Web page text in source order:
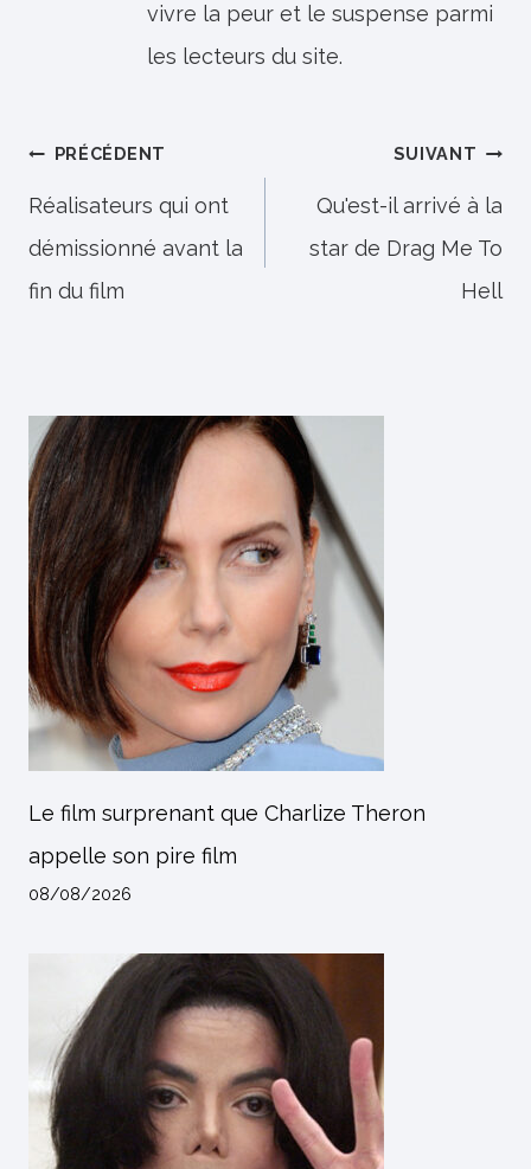
vivre la peur et le suspense parmi
les lecteurs du site.
Navigation
de
l’article
PRÉCÉDENT
Réalisateurs qui ont
démissionné avant la
fin du film
SUIVANT
Qu'est-il arrivé à la
star de Drag Me To
Hell
Le film surprenant que Charlize Theron
appelle son pire film
08/08/2026